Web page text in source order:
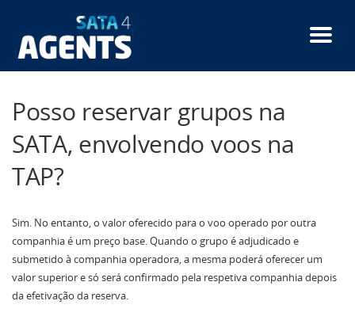
conteúdo
Posso reservar grupos na
SATA, envolvendo voos na
TAP?
Sim. No entanto, o valor oferecido para o voo operado por outra
companhia é um preço base. Quando o grupo é adjudicado e
submetido à companhia operadora, a mesma poderá oferecer um
valor superior e só será confirmado pela respetiva companhia depois
da efetivação da reserva.